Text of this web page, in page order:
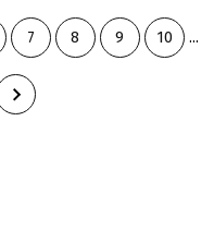
7 8 9 10 ...